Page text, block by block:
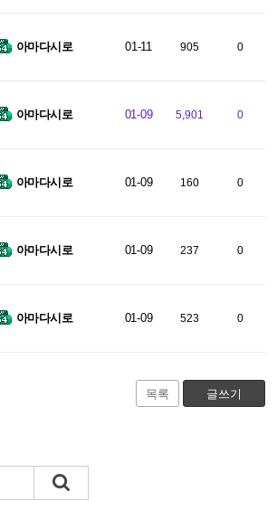
아마다시로 01-11 905 0
아마다시로 01-09 5,901 0
아마다시로 01-09 160 0
아마다시로 01-09 237 0
아마다시로 01-09 523 0
목록 글쓰기